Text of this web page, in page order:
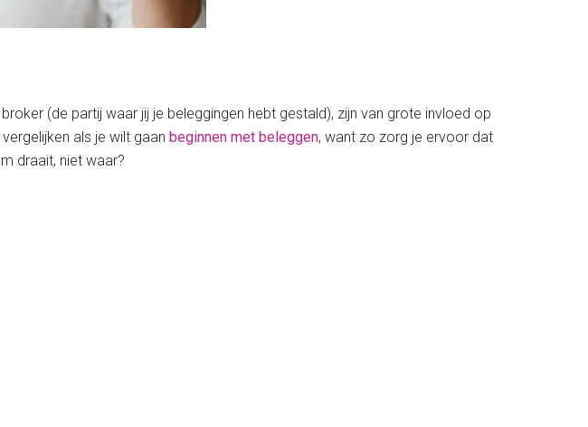
(de partij waar jij je beleggingen hebt gestald), zijn van grote invloed op
als je wilt gaan beginnen met beleggen, want zo zorg je ervoor dat
draait, niet waar?